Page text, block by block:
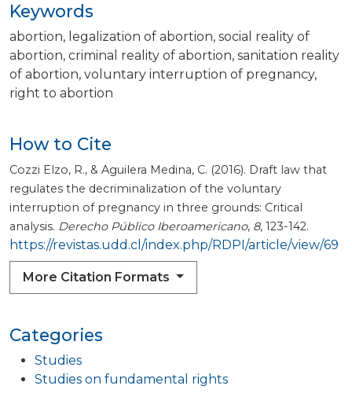
Keywords
abortion legalization of abortion social reality of
abortion criminal reality of abortion sanitation reality
of abortion voluntary interruption of pregnancy
right to abortion
Categories
Studies
Studies on fundamental rights
How to Cite
Cozzi Elzo, R., & Aguilera Medina, C. (2016). Draft law that
regulates the decriminalization of the voluntary
interruption of pregnancy in three grounds: Critical
analysis. Derecho Público Iberoamericano, 8, 123-142.
https://revistas.udd.cl/index.php/RDPI/article/view/69
More Citation Formats